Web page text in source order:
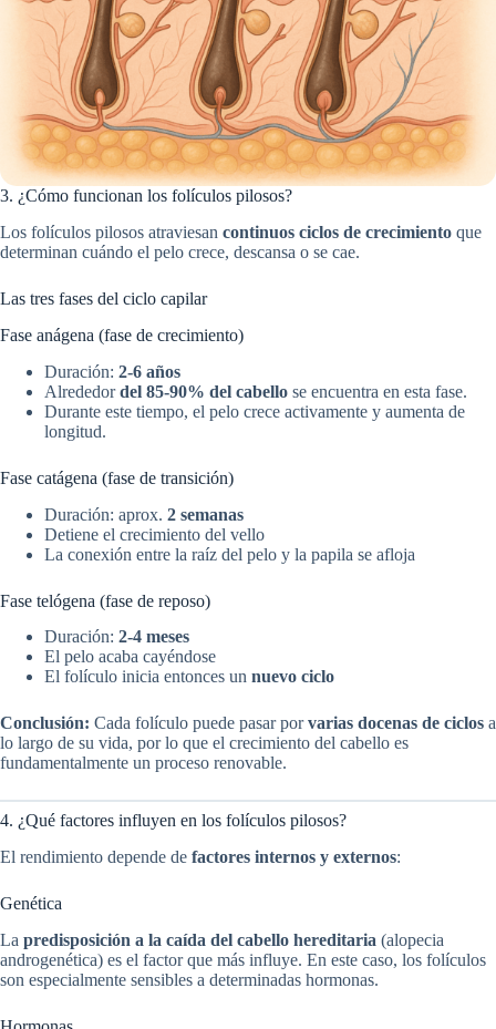
3. ¿Cómo funcionan los folículos pilosos?
Los folículos pilosos atraviesan continuos ciclos de crecimiento que
determinan cuándo el pelo crece, descansa o se cae.
Las tres fases del ciclo capilar
Fase anágena (fase de crecimiento)
Duración: 2-6 años
Alrededordel 85-90% del cabello se encuentra en esta fase.
Durante este tiempo, el pelo crece activamente y aumenta de
longitud.
Fase catágena (fase de transición)
Duración: aprox. 2 semanas
Detiene el crecimiento del vello
La conexión entre la raíz del pelo y la papila se afloja
Fase telógena (fase de reposo)
Duración: 2-4 meses
El pelo acaba cayéndose
El folículo inicia entonces un nuevo ciclo
Conclusión: Cada folículo puede pasar porvarias docenas de ciclos a
lo largo de su vida, por lo que el crecimiento del cabello es
fundamentalmente un proceso renovable.
4. ¿Qué factores influyen en los folículos pilosos?
El rendimiento depende de factores internos y externos:
Genética
La predisposición a la caída del cabello hereditaria (alopecia
androgenética) es el factor que más influye. En este caso, los folículos
son especialmente sensibles a determinadas hormonas.